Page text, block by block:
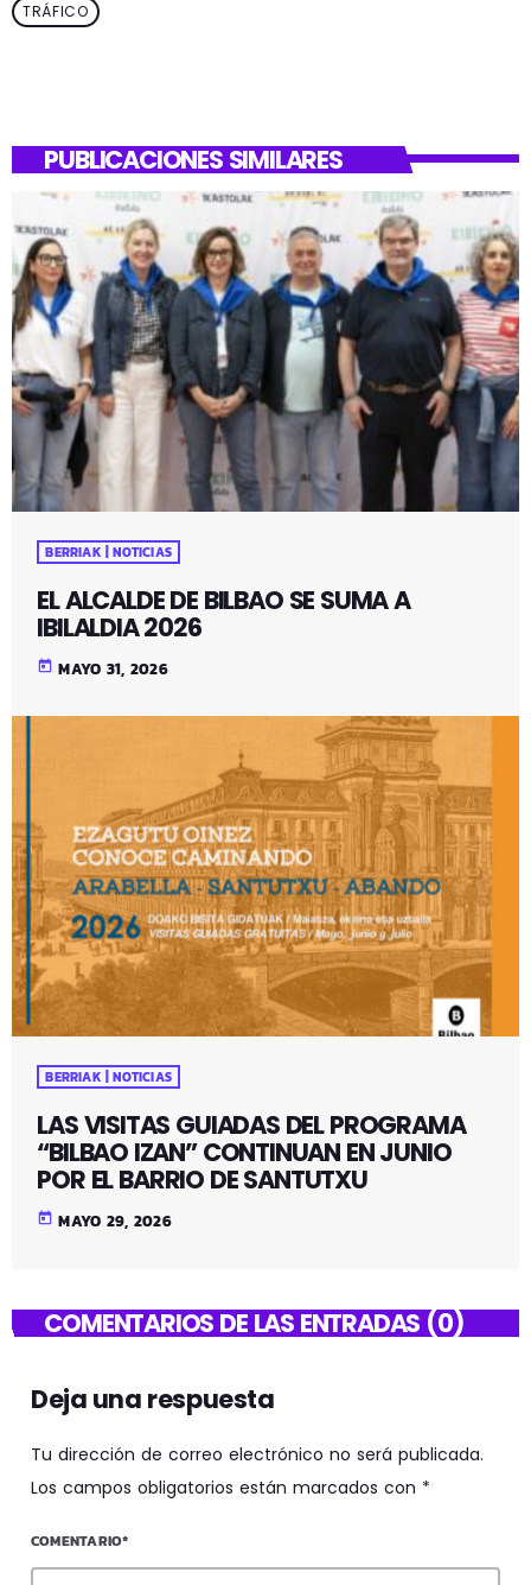
TRÁFICO
PUBLICACIONES SIMILARES
BERRIAK | NOTICIAS
EL ALCALDE DE BILBAO SE SUMA A
IBILALDIA 2026
today MAYO 31, 2026
BERRIAK | NOTICIAS
LAS VISITAS GUIADAS DEL PROGRAMA
“BILBAO IZAN” CONTINUAN EN JUNIO
POR EL BARRIO DE SANTUTXU
today MAYO 29, 2026
COMENTARIOS DE LAS ENTRADAS (0)
Deja una respuesta
Tu dirección de correo electrónico no será publicada.
Los campos obligatorios están marcados con *
COMENTARIO*